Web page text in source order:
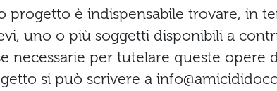
progetto è indispensabile trovare, in
uno o più soggetti disponibili a
necessarie per tutelare queste opere
si può scrivere a